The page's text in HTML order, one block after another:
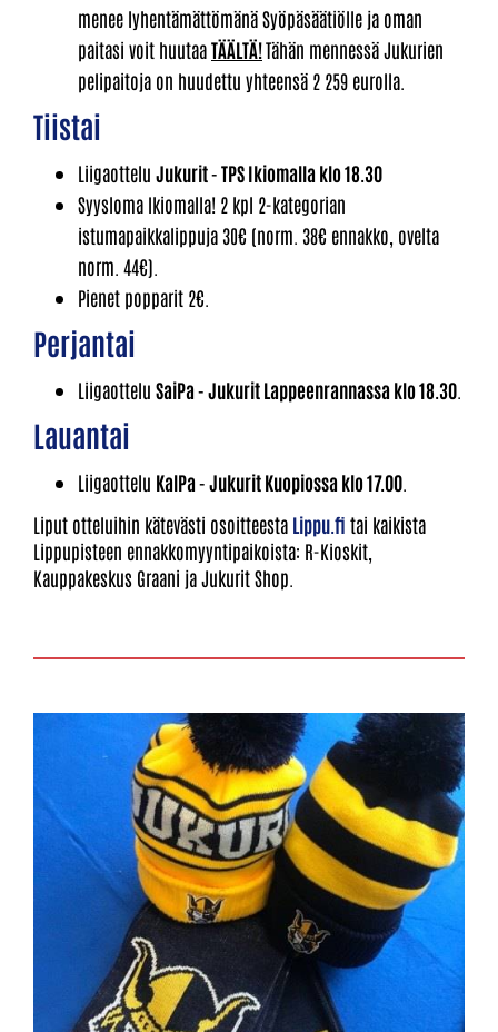
menee lyhentämättömänä Syöpäsäätiölle ja oman
paitasi voit huutaaTÄÄLTÄ!Tähän mennessä Jukurien
pelipaitoja on huudettu yhteensä 2 259 eurolla.
Tiistai
Liigaottelu Jukurit - TPS Ikiomalla klo 18.30
Syysloma Ikiomalla! 2 kpl 2-kategorian
istumapaikkalippuja 30€ (norm. 38€ ennakko, ovelta
norm. 44€).
Pienet popparit 2€.
Perjantai
Liigaottelu SaiPa - Jukurit Lappeenrannassa klo 18.30
Lauantai
Liigaottelu KalPa - Jukurit Kuopiossa klo 17.00
Liput otteluihin kätevästi osoitteesta Lippu.fi tai kaikista
Lippupisteen ennakkomyyntipaikoista: R-Kioskit,
Kauppakeskus Graani ja Jukurit Shop.